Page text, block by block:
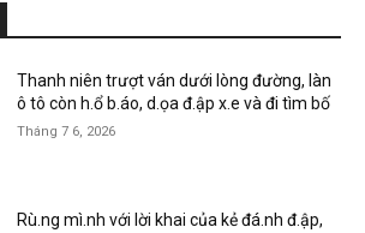
Thanh niên trượt ván dưới lòng đường, làn
ô tô còn h.ổ b.áo, d.ọa đ.ập x.e và đi tìm bố
Tháng 7 6, 2026
Rù.ng mì.nh với lời khai của kẻ đá.nh đ.ập,